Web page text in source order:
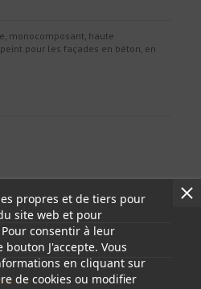
monocomposant, haute
pour les façades en béton, en
propres et de tiers pour
site web et pour
consentir à leur
J'accepte. Vous
en cliquant sur
de cookies ou modifier